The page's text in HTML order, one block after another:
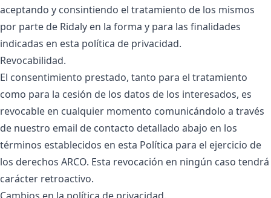
aceptando y consintiendo el tratamiento de los mismos
por parte de Ridaly en la forma y para las finalidades
indicadas en esta política de privacidad.
Revocabilidad.
El consentimiento prestado, tanto para el tratamiento
como para la cesión de los datos de los interesados, es
revocable en cualquier momento comunicándolo a través
de nuestro email de contacto detallado abajo en los
términos establecidos en esta Política para el ejercicio de
los derechos ARCO. Esta revocación en ningún caso tendrá
carácter retroactivo.